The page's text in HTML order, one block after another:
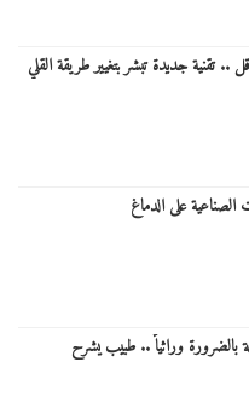
جديدة تبشر بتغيير طريقة القلي
الصناعية على الدماغ
وراثياً .. طبيب يشرح